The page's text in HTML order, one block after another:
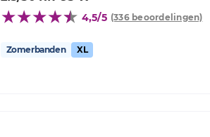
4,5/5 (336 beoordelingen)
Zomerbanden XL